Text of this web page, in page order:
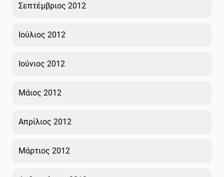
Σεπτέμβριος 2012
Ιούλιος 2012
Ιούνιος 2012
Μάιος 2012
Απρίλιος 2012
Μάρτιος 2012